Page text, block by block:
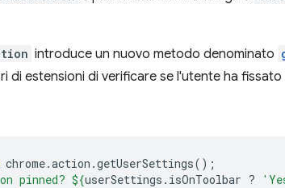
introduce un nuovo metodo denominato
di estensioni di verificare se l'utente ha
chrome.action .getUserSettings();
pinned? ${userSettings . isOnToolbar ?